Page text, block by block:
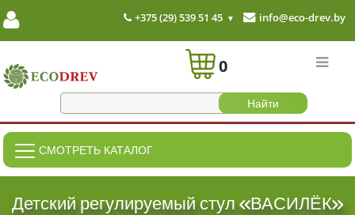
+375 (29) 539 51 45 info@eco-drev.by
0
СМОТРЕТЬ КАТАЛОГ
Детский регулируемый стул «ВАСИЛЁК»